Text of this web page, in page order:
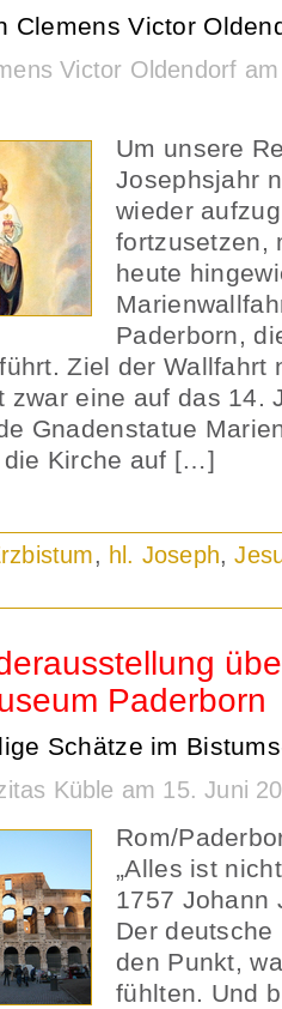
Clemens Victor
Victor Oldendorf
Um unsere
Josephsjahr
wieder
fortzusetzen,
heute
Paderborn,
Ziel der Wallfahrt
zwar eine auf das 14.
Gnadenstatue
die Kirche auf […]
, hl. Joseph,
Paderborn
Schätze im
Küble am 15. Juni
Rom/
„Alles ist
1757 Johann
Der
den Punkt,
fühlten. Und